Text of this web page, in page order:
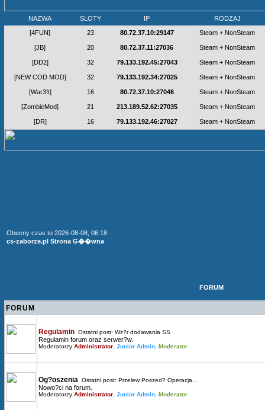
NAZWA SLOTY IP
RODZAJ
[4FUN]
23 80.72.37.10:29147 Steam + NonSteam
[JB] 20 80.72.37.11:27036 Steam + NonSteam
[DD2] 32 79.133.192.45:27043 Steam + NonSteam
[NEW COD MOD] 32 79.133.192.34:27025 Steam + NonSteam
[War3ft] 16 80.72.37.10:27046 Steam + NonSteam
[ZombieMod] 21 213.189.52.62:27035 Steam + NonSteam
[DR] 16 79.133.192.46:27027 Steam + NonSteam
Obecny czas to 2026-08-08, 06:18
cs-zaborze.pl Strona G��wna
FORUM
FORUM
Regulamin Ostatni post: Wz?r dodawania SS
Regulamin forum oraz serwer?w.
Moderatorzy Administrator Junior Admin Moderator
Og?oszenia Ostatni post: Przelew Poszed? Operacja...
Nowo?ci na forum.
Moderatorzy Administrator Junior Admin Moderator